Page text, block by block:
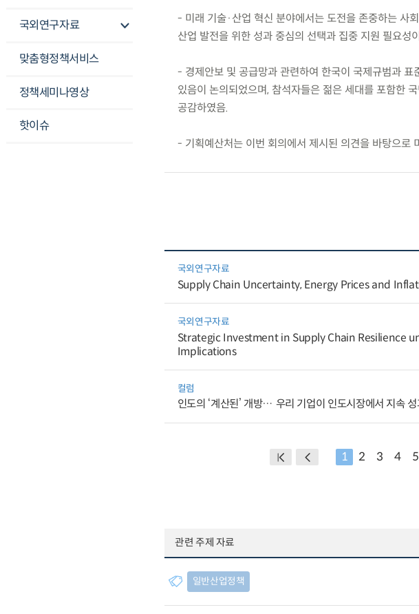
국외연구자료
맞춤형정책서비스
정책세미나영상
핫이슈
- 미래 기술·산업 혁신 분야에서는 도전을 존중하는 사
산업 발전을 위한 성과 중심의 선택과 집중 지원 필요성
- 경제안보 및 공급망과 관련하여 한국이 국제규범과
있음이 논의되었으며, 참석자들은 젊은 세대를 포함한
공감하였음.
- 기획예산처는 이번 회의에서 제시된 의견을 바탕으로
국외연구자료
Supply Chain Uncertainty, Energy Prices and
국외연구자료
Strategic Investment in Supply Chain Resilience
Implications
컬럼
인도의 ‘계산된’ 개방… 우리 기업이 인도시장에서 지속
1 2 3 4 5
관련 주제 자료
일반산업정책